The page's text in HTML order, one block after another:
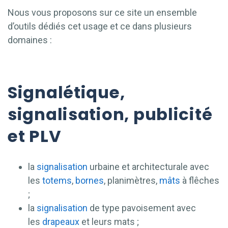
Nous vous proposons sur ce site un ensemble
d’outils dédiés cet usage et ce dans plusieurs
domaines :
Signalétique,
signalisation, publicité
et PLV
la signalisation urbaine et architecturale avec
les totems, bornes, planimètres, mâts à flêches
;
la signalisation de type pavoisement avec
les drapeaux et leurs mats ;